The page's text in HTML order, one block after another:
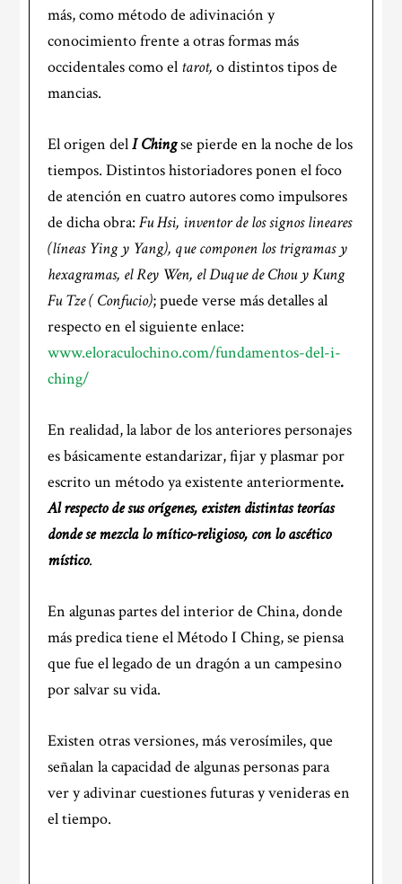
más, como método de adivinación y
conocimiento frente a otras formas más
occidentales como el tarot, o distintos tipos de
mancias.
El origen delI Chingse pierde en la noche de los
tiempos. Distintos historiadores ponen el foco
de atención en cuatro autores como impulsores
de dicha obra:Fu Hsi, inventor de los signos lineares
(líneas Ying y Yang), que componen los trigramas y
hexagramas, el Rey Wen, el Duque de Chou y Kung
Fu Tze ( Confucio); puede verse más detalles al
respecto en el siguiente enlace:
www.eloraculochino.com/fundamentos-del-i-
ching/
En realidad, la labor de los anteriores personajes
es básicamente estandarizar, fijar y plasmar por
escrito un método ya existente anteriormente.
Al respecto de sus orígenes, existen distintas teorías
donde se mezcla lo mítico-religioso, con lo ascético
místico.
En algunas partes del interior de China, donde
más predica tiene el Método I Ching, se piensa
que fue el legado de un dragón a un campesino
por salvar su vida.
Existen otras versiones, más verosímiles, que
señalan la capacidad de algunas personas para
ver y adivinar cuestiones futuras y venideras en
el tiempo.